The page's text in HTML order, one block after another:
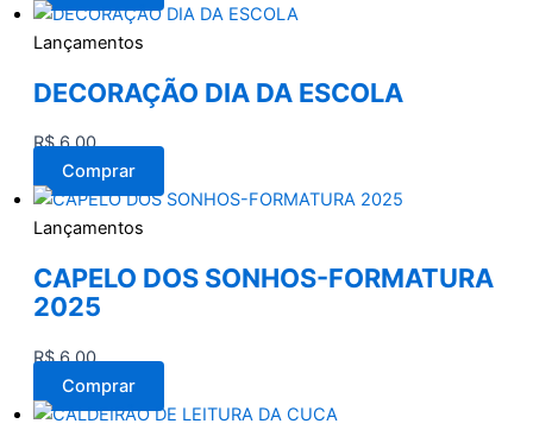
Lançamentos
DECORAÇÃO DIA DA ESCOLA
R$6,00
Comprar
Lançamentos
CAPELO DOS SONHOS-FORMATURA
2025
R$6,00
Comprar